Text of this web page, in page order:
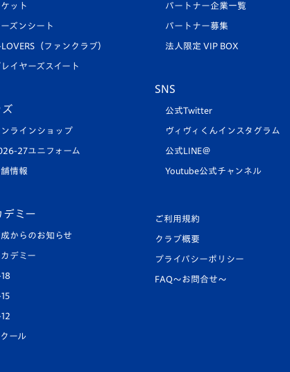
ット
ーズンシート
（ファンクラブ）
レイヤーズスイート
ズ
ラインショップ
27ユニフォーム
情報
デミー
からのお知らせ
デミー
ール
パートナー企業一覧
パートナー募集
法人限定 VIP BOX
SNS
公式Twitter
ヴィヴィくんインスタグラム
公式LINE＠
Youtube公式チャンネル
ご利用規約
クラブ概要
プライバシーポリシー
FAQ〜お問合せ〜